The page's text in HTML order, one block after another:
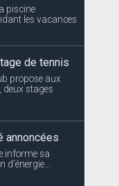
piscine
les vacances
de tennis
propose aux
stages
annoncées
informe sa